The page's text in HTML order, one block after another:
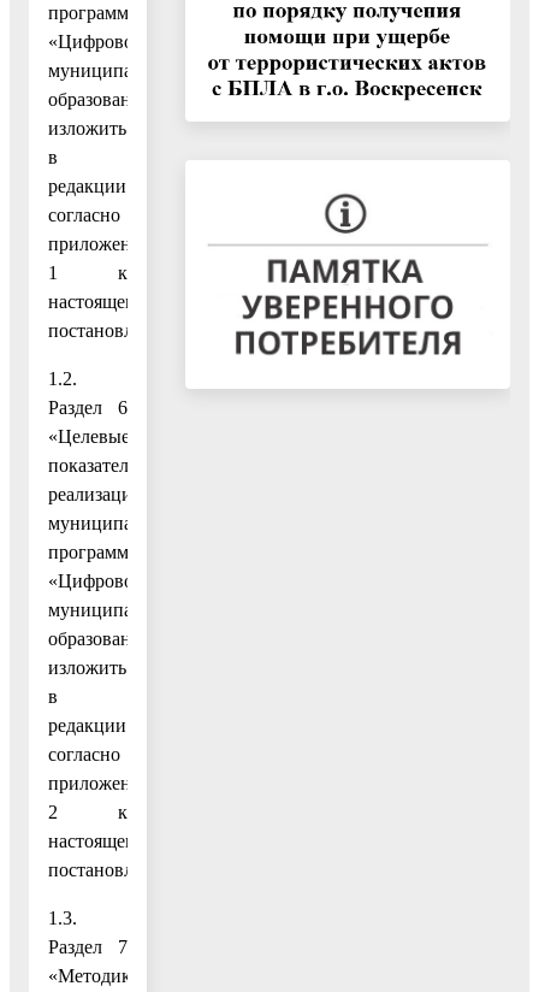
программы
«Цифровое
муниципальное
образование»
изложить
в
редакции
согласно
приложению
1 к
настоящему
постановлению;
1.2.
Раздел 6
«Целевые
показатели
реализации
муниципальной
программы
«Цифровое
муниципальное
образование»
изложить
в
редакции
согласно
приложению
2 к
настоящему
постановлению;
1.3.
Раздел 7
«Методика